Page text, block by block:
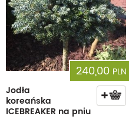
240,00 PLN
Jodła
koreańska
ICEBREAKER na pniu